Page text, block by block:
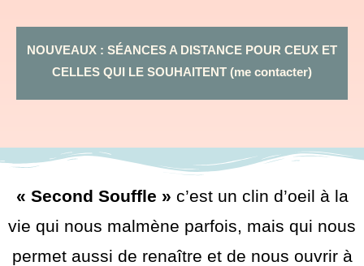
NOUVEAUX : SÉANCES A DISTANCE POUR CEUX ET
CELLES QUI LE SOUHAITENT (me contacter)
« Second Souffle » c’est un clin d’oeil à la
vie qui nous malmène parfois, mais qui nous
permet aussi de renaître et de nous ouvrir à